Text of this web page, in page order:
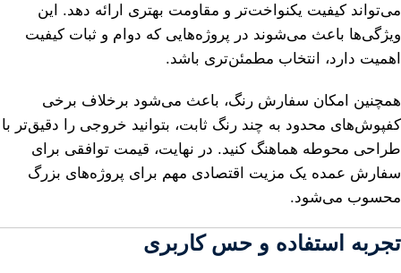
می‌تواند کیفیت یکنواخت‌تر و مقاومت بهتری ارائه دهد. این
ویژگی‌ها باعث می‌شوند در پروژه‌هایی که دوام و ثبات کیفیت
اهمیت دارد، انتخاب مطمئن‌تری باشد.
همچنین امکان سفارش رنگ، باعث می‌شود برخلاف برخی
کفپوش‌های محدود به چند رنگ ثابت، بتوانید خروجی را دقیق‌تر با
طراحی محوطه هماهنگ کنید. در نهایت، قیمت توافقی برای
سفارش عمده یک مزیت اقتصادی مهم برای پروژه‌های بزرگ
محسوب می‌شود.
تجربه استفاده و حس کاربری